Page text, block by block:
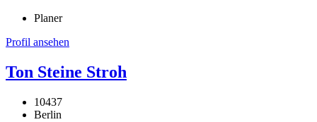
Planer
Profil ansehen
Ton Steine Stroh
10437
Berlin